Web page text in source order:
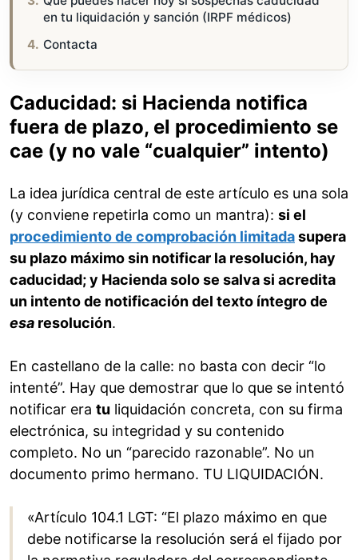
en tu liquidación y sanción (IRPF médicos)
Contacta
Caducidad: si Hacienda notifica
fuera de plazo, el procedimiento se
cae (y no vale “cualquier” intento)
La idea jurídica central de este artículo es una sola
(y conviene repetirla como un mantra): si el
procedimiento de comprobación limitadasupera
su plazo máximo sin notificar la resolución, hay
caducidad; y Hacienda solo se salva si acredita
un intento de notificación del texto íntegro de
esa resolución.
En castellano de la calle: no basta con decir “lo
intenté”. Hay que demostrar que lo que se intentó
notificar era tu liquidación concreta, con su firma
electrónica, su integridad y su contenido
completo. No un “parecido razonable”. No un
documento primo hermano. TU LIQUIDACIÓN.
«Artículo 104.1 LGT: “El plazo máximo en que
debe notificarse la resolución será el fijado por